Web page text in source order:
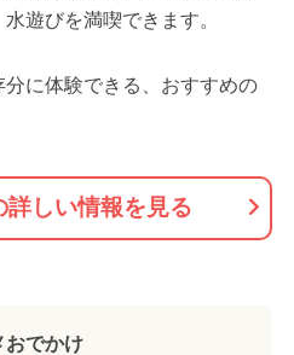
遊びを満喫できます。
に体験できる、おすすめの
詳しい情報を見る
おでかけ